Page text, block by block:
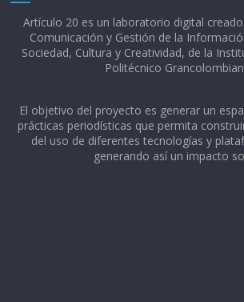
Artículo 20 es un laboratorio digital
Comunicación y Gestión de la
Sociedad, Cultura y Creatividad, de la
Politécnico
El objetivo del proyecto es generar un
prácticas periodísticas que permita
del uso de diferentes tecnologías y
generando así un impacto